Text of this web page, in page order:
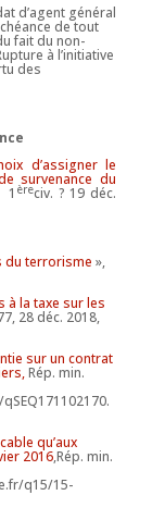
d’agent général
de tout
fait du non-
à l’initiative
des
d’assigner le
survenance du
1 èreciv. ? 19 déc.
du terrorisme »,
à la taxe sur les
28 déc. 2018,
sur un contrat
Rép. min.
qu’aux
2016,Rép. min.
q15/15-